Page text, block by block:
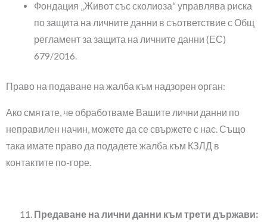
Фондация „Живот със сколиоза“ управлява риска
по защита на личните данни в съответствие с Общ
регламент за защита на личните данни (ЕС)
679/2016.
Право на подаване на жалба към надзорен орган:
Ако смятате, че обработваме Вашите лични данни по
неправилен начин, можете да се свържете с нас. Също
така имате право да подадете жалба към КЗЛД в
контактите по-горе.
Предаване на лични данни към трети държави: